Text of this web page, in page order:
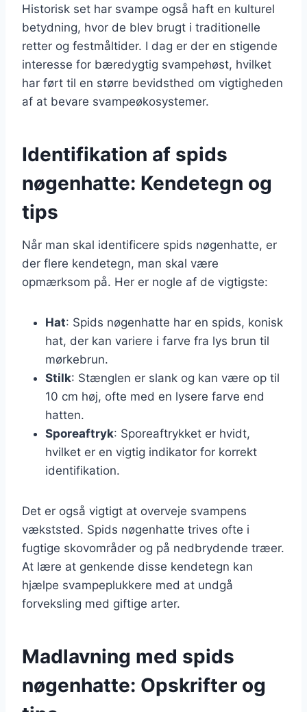
Historisk set har svampe også haft en kulturel
betydning, hvor de blev brugt i traditionelle
retter og festmåltider. I dag er der en stigende
interesse for bæredygtig svampehøst, hvilket
har ført til en større bevidsthed om vigtigheden
af at bevare svampeøkosystemer.
Identifikation af spids
nøgenhatte: Kendetegn og
tips
Når man skal identificere spids nøgenhatte, er
der flere kendetegn, man skal være
opmærksom på. Her er nogle af de vigtigste:
Hat: Spids nøgenhatte har en spids, konisk
hat, der kan variere i farve fra lys brun til
mørkebrun.
Stilk: Stænglen er slank og kan være op til
10 cm høj, ofte med en lysere farve end
hatten.
Sporeaftryk: Sporeaftrykket er hvidt,
hvilket er en vigtig indikator for korrekt
identifikation.
Det er også vigtigt at overveje svampens
vækststed. Spids nøgenhatte trives ofte i
fugtige skovområder og på nedbrydende træer.
At lære at genkende disse kendetegn kan
hjælpe svampeplukkere med at undgå
forveksling med giftige arter.
Madlavning med spids
nøgenhatte: Opskrifter og